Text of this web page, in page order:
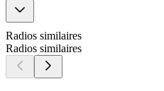
Radios similaires
Radios similaires